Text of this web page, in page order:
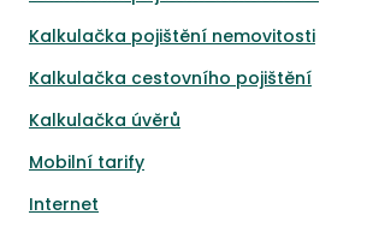
Kalkulačka pojištění nemovitosti
Kalkulačka cestovního pojištění
Kalkulačka úvěrů
Mobilní tarify
Internet